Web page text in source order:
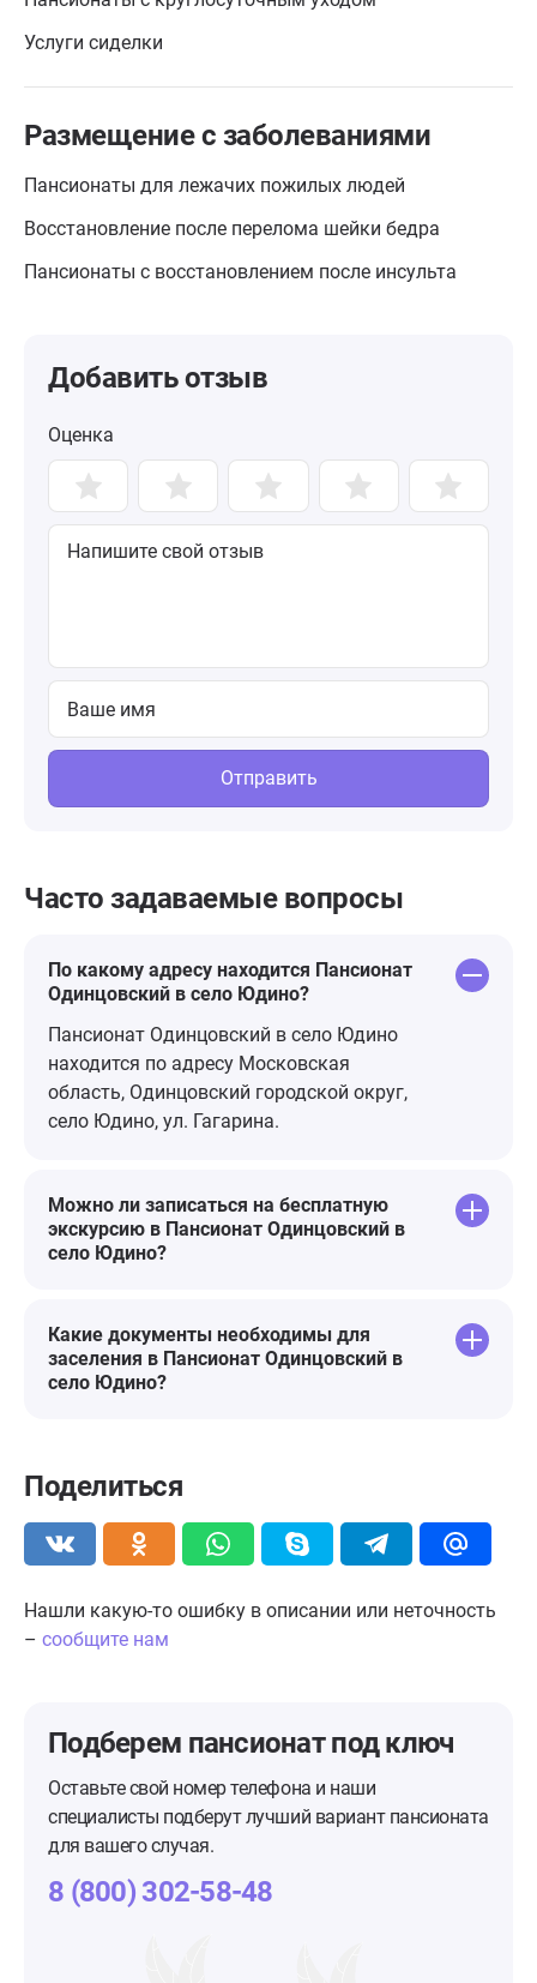
Услуги сиделки
Размещение с заболеваниями
Пансионаты для лежачих пожилых людей
Восстановление после перелома шейки бедра
Пансионаты с восстановлением после инсульта
Добавить отзыв
Оценка
Отправить
Часто задаваемые вопросы
По какому адресу находится Пансионат
Одинцовский в село Юдино?
Пансионат Одинцовский в село Юдино
находится по адресу Московская
область, Одинцовский городской округ,
село Юдино, ул. Гагарина.
Можно ли записаться на бесплатную
экскурсию в Пансионат Одинцовский в
село Юдино?
Какие документы необходимы для
заселения в Пансионат Одинцовский в
село Юдино?
Поделиться
Нашли какую-то ошибку в описании или неточность
– сообщите нам
Подберем пансионатпод ключ
Оставьте свой номер телефона и наши
специалисты подберут лучший вариант пансионата
для вашего случая.
8 (800) 302-58-48